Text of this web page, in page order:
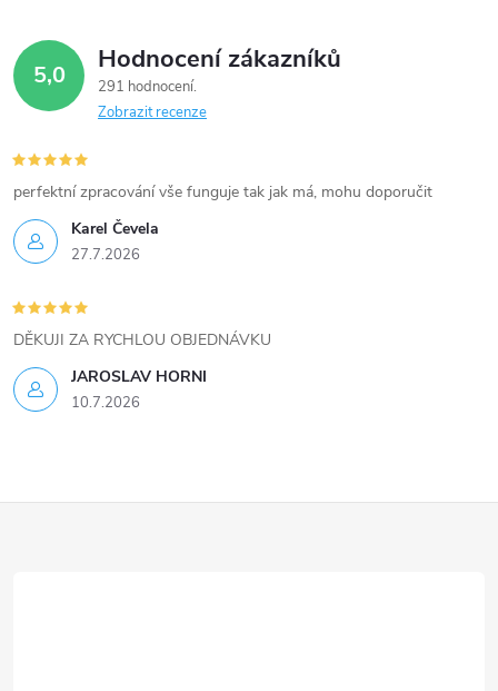
v
k
v
ý
p
i
s
u
5,0 Hodnocení zákazníků
291 hodnocení
Zobrazit recenze
Karel Čevela
27.7.2026
perfektní zpracování vše funguje tak jak má, mohu doporučit
JAROSLAV HORNI
10.7.2026
DĚKUJI ZA RYCHLOU OBJEDNÁVKU